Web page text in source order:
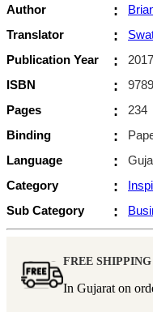
Author
:
Translator
:
Publication Year
:
2017
ISBN
:
Pages
:
234
Binding
:
Language
:
Category
:
Sub Category
:
FREE SHIPPING
In Gujarat on